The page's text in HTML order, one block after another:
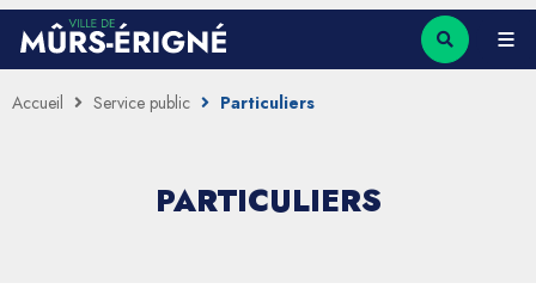
Accueil Service public Particuliers
PARTICULIERS